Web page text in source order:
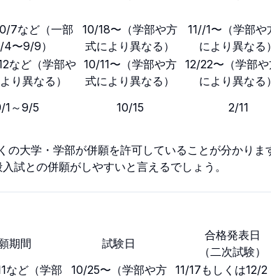
7など（一部
〜9/9）
10/18〜（学部や方
式により異なる）
11//1〜（学部や
により異なる
など（学部や
り異なる）
10/11〜（学部や方
式により異なる）
12/22〜（学部
により異なる
1～9/5 10/15 2/11
の大学・学部が併願を許可していることが分かりま
試との併願がしやすいと言えるでしょう。
期間 試験日
合格発表日
（二次試験）
など（学部 10/25〜（学部や方 11/17もしくは12/2